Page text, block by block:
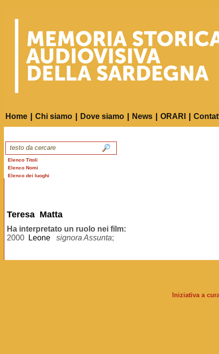
Home Chi siamo Dove siamo News ORARI
Elenco Titoli
Elenco Nomi
Elenco dei luoghi
Teresa Matta
Ha interpretato un ruolo nei film:
2000
Leone signora Assunta;
Iniziativa a